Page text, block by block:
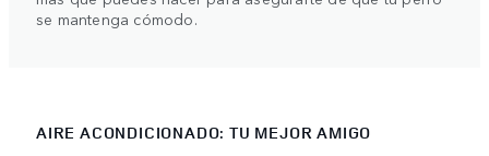
se mantenga cómodo.
AIRE ACONDICIONADO: TU MEJOR AMIGO